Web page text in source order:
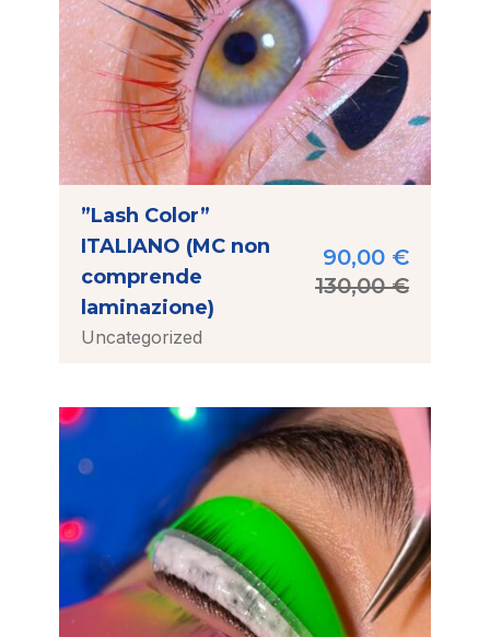
”Lash Color”
ITALIANO (MC non
comprende
laminazione)
Uncategorized
90,00 €
130,00€